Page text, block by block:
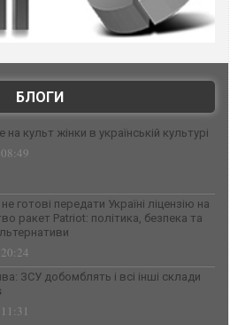
БЛОГИ
на культ жінки в українській культурі
готові передати Україні ліцензію на
ракет Patriot: політика, безпека та
ЗСУ добомблять і всі інші склади